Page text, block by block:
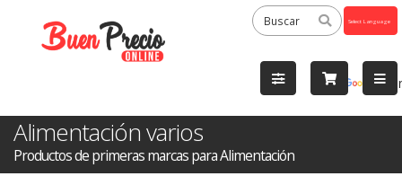
by
Alimentación varios
Productos de primeras marcas para Alimentación